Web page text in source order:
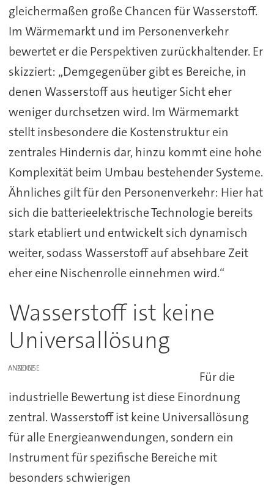
gleichermaßen große Chancen für Wasserstoff.
Im Wärmemarkt und im Personenverkehr
bewertet er die Perspektiven zurückhaltender. Er
skizziert: „Demgegenüber gibt es Bereiche, in
denen Wasserstoff aus heutiger Sicht eher
weniger durchsetzen wird. Im Wärmemarkt
stellt insbesondere die Kostenstruktur ein
zentrales Hindernis dar, hinzu kommt eine hohe
Komplexität beim Umbau bestehender Systeme.
Ähnliches gilt für den Personenverkehr: Hier hat
sich die batterieelektrische Technologie bereits
stark etabliert und entwickelt sich dynamisch
weiter, sodass Wasserstoff auf absehbare Zeit
eher eine Nischenrolle einnehmen wird.“
Wasserstoff ist keine
Universallösung
ANZEIGE
Für die
industrielle Bewertung ist diese Einordnung
zentral. Wasserstoff ist keine Universallösung
für alle Energieanwendungen, sondern ein
Instrument für spezifische Bereiche mit
besonders schwierigen